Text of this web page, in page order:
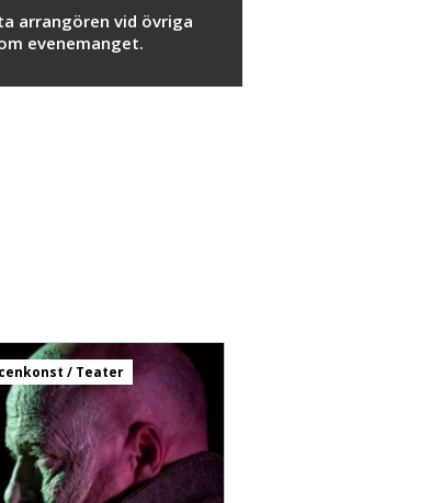
arrangören vid övriga
evenemanget.
/ Teater